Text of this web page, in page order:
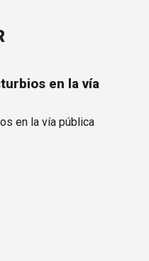
en la vía